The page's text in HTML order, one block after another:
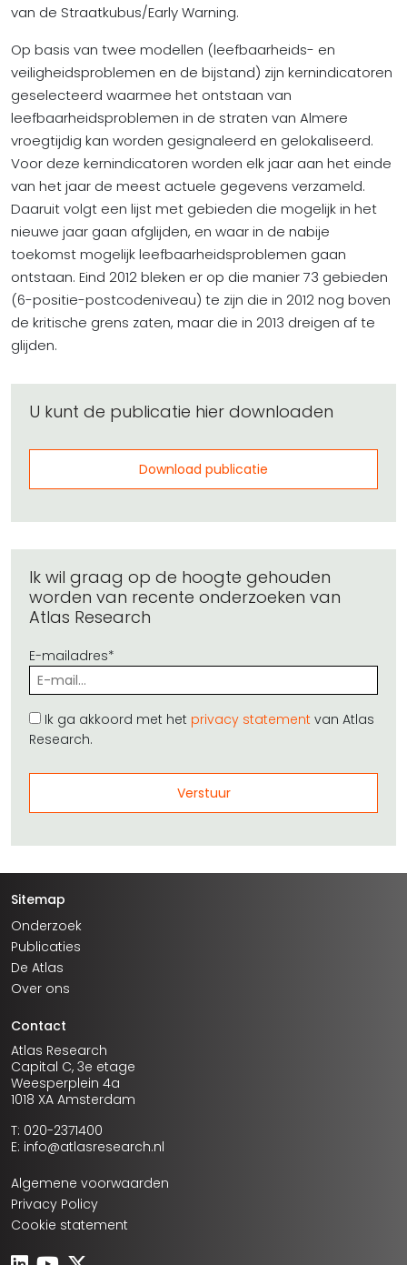
van de Straatkubus/Early Warning.
Op basis van twee modellen (leefbaarheids- en
veiligheidsproblemen en de bijstand) zijn kernindicatoren
geselecteerd waarmee het ontstaan van
leefbaarheidsproblemen in de straten van Almere
vroegtijdig kan worden gesignaleerd en gelokaliseerd.
Voor deze kernindicatoren worden elk jaar aan het einde
van het jaar de meest actuele gegevens verzameld.
Daaruit volgt een lijst met gebieden die mogelijk in het
nieuwe jaar gaan afglijden, en waar in de nabije
toekomst mogelijk leefbaarheidsproblemen gaan
ontstaan. Eind 2012 bleken er op die manier 73 gebieden
(6-positie-postcodeniveau) te zijn die in 2012 nog boven
de kritische grens zaten, maar die in 2013 dreigen af te
glijden.
U kunt de publicatie hier downloaden
Download publicatie
Ik wil graag op de hoogte gehouden
worden van recente onderzoeken van
Atlas Research
E-mailadres*
Ik ga akkoord met het privacy statement van Atlas
Research.
Sitemap
Onderzoek
Publicaties
De Atlas
Over ons
Contact
Atlas Research
Capital C, 3e etage
Weesperplein 4a
1018 XA Amsterdam
T: 020-2371400
E: info@atlasresearch.nl
Algemene voorwaarden
Privacy Policy
Cookie statement